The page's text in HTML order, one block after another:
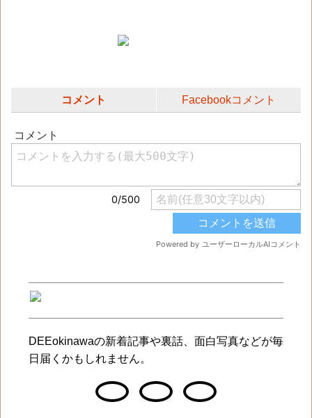
コメント Facebookコメント
DEEokinawaの新着記事や裏話、面白写真などが毎
日届くかもしれません。